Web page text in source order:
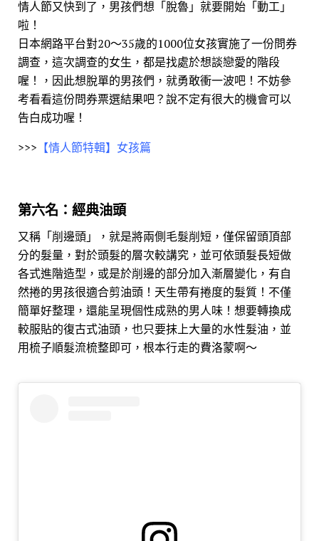
情人節又快到了，男孩們想「脫魯」就要開始「動工」
啦！
日本網路平台對20～35歲的1000位女孩實施了一份問券
調查，這次調查的女生，都是找處於想談戀愛的階段
喔！，因此想脫單的男孩們，就勇敢衝一波吧！不妨參
考看看這份問券票選結果吧？說不定有很大的機會可以
告白成功喔！
>>> 【情人節特輯】女孩篇
第六名：經典油頭
又稱「削邊頭」，就是將兩側毛髮削短，僅保留頭頂部
分的髮量，對於頭髮的層次較講究，並可依頭髮長短做
各式進階造型，或是於削邊的部分加入漸層變化，有自
然捲的男孩很適合剪油頭！天生帶有捲度的髮質！不僅
簡單好整理，還能呈現個性成熟的男人味！想要轉換成
較服貼的復古式油頭，也只要抹上大量的水性髮油，並
用梳子順髮流梳整即可，根本行走的費洛蒙啊～